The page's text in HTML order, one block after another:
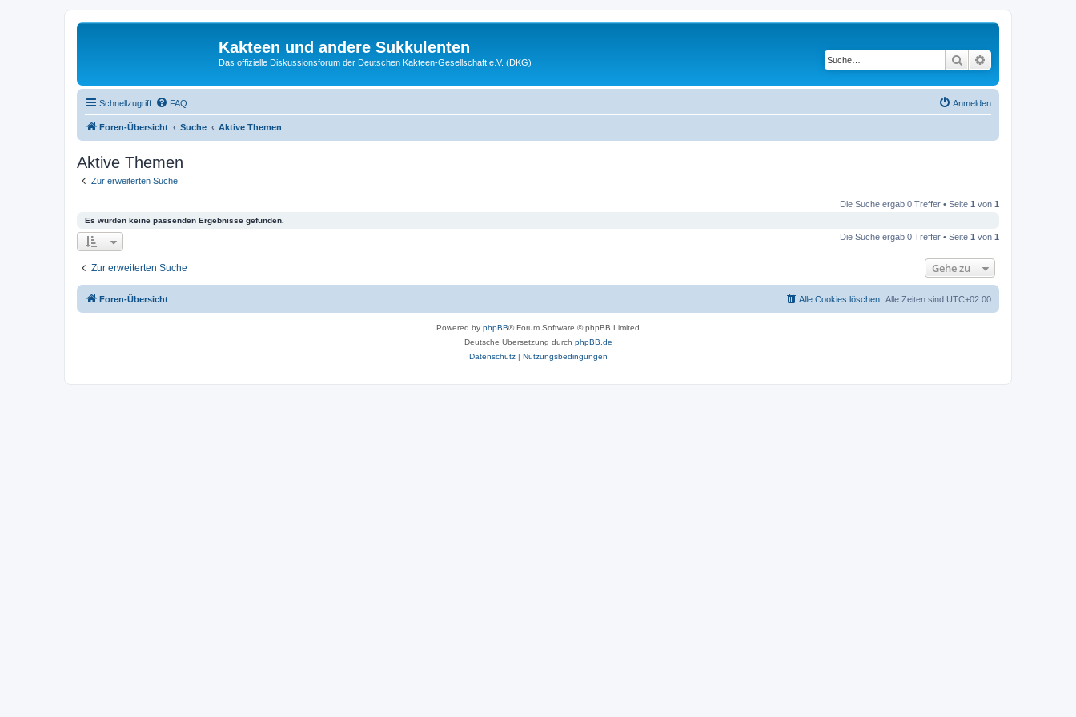
Kakteen und andere Sukkulenten
Das offizielle Diskussionsforum der Deutschen Kakteen-Gesellschaft e.V. (DKG) Suche
Schnellzugriff FAQ Anmelden
Foren-Übersicht Suche Aktive Themen
Aktive Themen
Zur erweiterten Suche
Die Suche ergab 0 Treffer • Seite 1 von 1
Es wurden keine passenden Ergebnisse gefunden.
Die Suche ergab 0 Treffer • Seite 1 von 1
Zur erweiterten Suche Gehe zu
Foren-Übersicht Alle Zeiten sind UTC+02:00
Alle Cookies löschen
Powered by phpBB® Forum Software © phpBB Limited
Deutsche Übersetzung durch phpBB.de
Datenschutz| Nutzungsbedingungen